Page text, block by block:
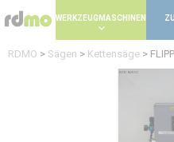
WERKZEUGMASCHINEN
RDMO > Sägen > Kettensäge >